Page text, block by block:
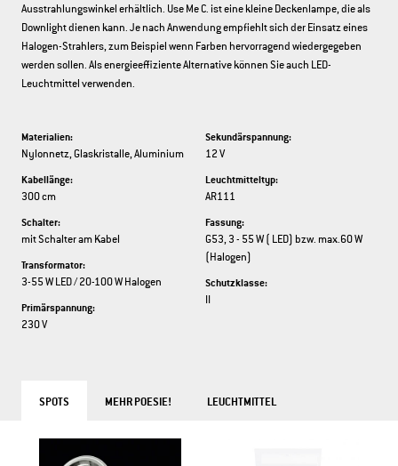
Materialien:
Nylonnetz, Glaskristalle, Aluminium
Kabellänge:
300 cm
Schalter:
mit Schalter am Kabel
Transformator:
3-55 W LED / 20-100 W Halogen
Primärspannung:
230 V
Sekundärspannung:
12 V
Leuchtmitteltyp:
AR111
Fassung:
G53, 3 - 55 W ( LED) bzw. max.60 W
(Halogen)
Schutzklasse:
II
Ausstrahlungswinkel erhältlich. Use Me C. ist eine kleine Deckenlampe, die als
Downlight dienen kann. Je nach Anwendung empfiehlt sich der Einsatz eines
Halogen-Strahlers, zum Beispiel wenn Farben hervorragend wiedergegeben
werden sollen. Als energieeffiziente Alternative können Sie auch LED-
Leuchtmittel verwenden.
SPOTS MEHR POESIE! LEUCHTMITTEL